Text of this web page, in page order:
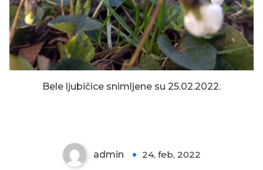
Bele ljubičice snimljene su 25.02.2022.
admin 24, feb, 2022